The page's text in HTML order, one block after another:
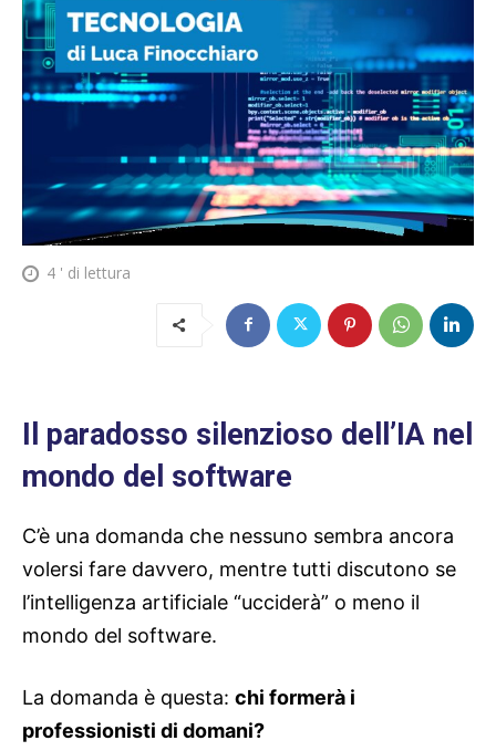
4 ' di lettura
Il paradosso silenzioso dell’IA nel
mondo del software
C’è una domanda che nessuno sembra ancora
volersi fare davvero, mentre tutti discutono se
l’intelligenza artificiale “ucciderà” o meno il
mondo del software.
La domanda è questa: chi formerà i
professionisti di domani?